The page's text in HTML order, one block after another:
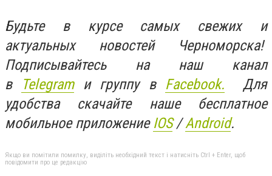
Будьте в курсе самых свежих и
актуальных новостей Черноморска!
Подписывайтесь на наш канал
в
Telegramи группу в Facebook. Для
удобства скачайте наше бесплатное
мобильное приложение IOS/Android.
Якщо ви помітили помилку, виділіть необхідний текст і натисніть Ctrl + Enter, щоб
повідомити про це редакцію